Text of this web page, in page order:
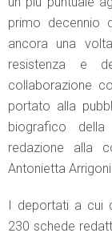
primo decennio
ancora una
resistenza e
collaborazione
portato alla
biografico
redazione alla
Antonietta
I deportati a cui
230 schede